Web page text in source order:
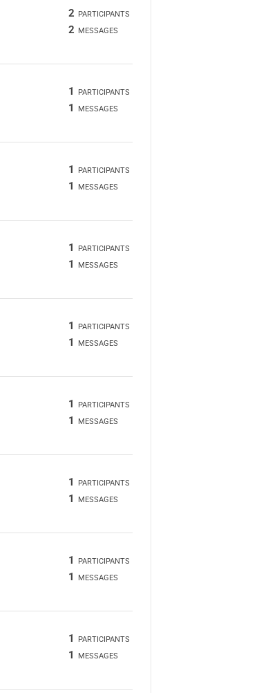
2 PARTICIPANTS
2 MESSAGES
1 PARTICIPANTS
1 MESSAGES
1 PARTICIPANTS
1 MESSAGES
1 PARTICIPANTS
1 MESSAGES
1 PARTICIPANTS
1 MESSAGES
1 PARTICIPANTS
1 MESSAGES
1 PARTICIPANTS
1 MESSAGES
1 PARTICIPANTS
1 MESSAGES
1 PARTICIPANTS
1 MESSAGES